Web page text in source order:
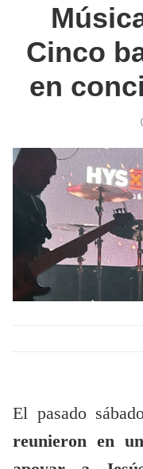
Cinco
en
El pasado
reunieron en